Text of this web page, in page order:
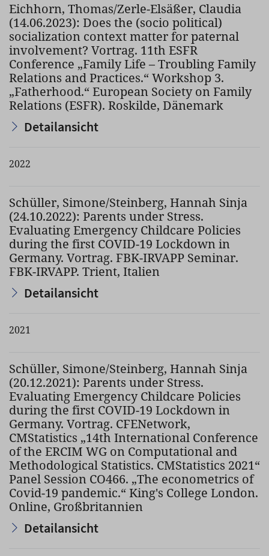
Eichhorn, Thomas/Zerle-Elsäßer, Claudia
(14.06.2023): Does the (socio political)
socialization context matter for paternal
involvement? Vortrag. 11th ESFR
Conference „Family Life – Troubling Family
Relations and Practices.“ Workshop 3.
„Fatherhood.“ European Society on Family
Relations (ESFR). Roskilde, Dänemark
Detailansicht
2022
Schüller, Simone/Steinberg, Hannah Sinja
(24.10.2022): Parents under Stress.
Evaluating Emergency Childcare Policies
during the first COVID-19 Lockdown in
Germany. Vortrag. FBK-IRVAPP Seminar.
FBK-IRVAPP. Trient, Italien
Detailansicht
2021
Schüller, Simone/Steinberg, Hannah Sinja
(20.12.2021): Parents under Stress.
Evaluating Emergency Childcare Policies
during the first COVID-19 Lockdown in
Germany. Vortrag. CFENetwork,
CMStatistics „14th International Conference
of the ERCIM WG on Computational and
Methodological Statistics. CMStatistics 2021“
Panel Session CO466. „The econometrics of
Covid-19 pandemic.“ King's College London.
Online, Großbritannien
Detailansicht